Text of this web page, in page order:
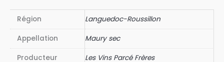
Région Languedoc-Roussillon
Appellation Maury sec
Producteur Les Vins Parcé Frères